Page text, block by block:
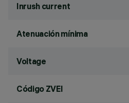
Inrush current
Atenuación mínima
Voltage
Código ZVEI